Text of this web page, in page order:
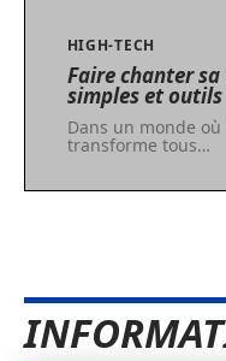
HIGH-TECH
Faire chanter
simples et outils
Dans un monde
transforme tous…